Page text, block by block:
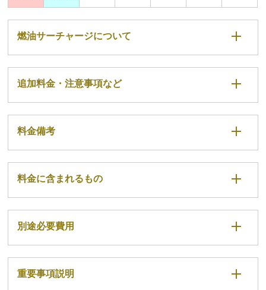
燃油サーチャージについて
追加料金・注意事項など
料金備考
料金に含まれるもの
別途必要費用
重要事項説明